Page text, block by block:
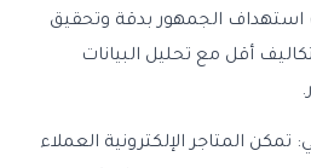
استهداف الجمهور بدقة وتحقيق
أقل مع تحليل البيانات
المتاجر الإلكترونية العملاء